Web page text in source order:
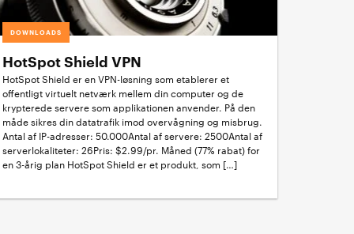
DOWNLOADS
HotSpot Shield VPN
HotSpot Shield er en VPN-løsning som etablerer et
offentligt virtuelt netværk mellem din computer og de
krypterede servere som applikationen anvender. På den
måde sikres din datatrafik imod overvågning og misbrug.
Antal af IP-adresser: 50.000Antal af servere: 2500Antal af
serverlokaliteter: 26Pris: $2.99/pr. Måned (77% rabat) for
en 3-årig plan HotSpot Shield er et produkt, som […]